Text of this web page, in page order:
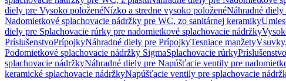
diely pre Vysoko položenéNízko a stredne vysoko položenéNáhradné
Nadomietkové splachovacie nádržky pre WC, zo sanitárnej keramiky
diely pre Splachovacie rúrky pre nadomietkové splachovacie nádržky
PríslušenstvoPrípojkyNáhradné diely pre PrípojkyTesniace manžety
Podomietkové splachovacie nádržky SigmaSplachovacie rúrkyPríslušenstvo
splachovacie nádržkyNáhradné diely pre Napúšťacie ventily pre
keramické splachovacie nádržkyNapúšťacie ventily pre splachovacie